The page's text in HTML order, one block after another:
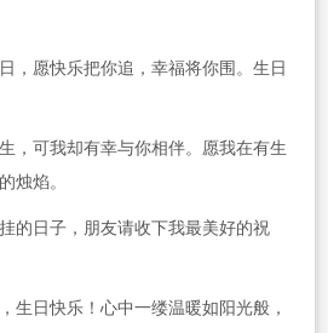
，愿快乐把你追，幸福将你围。生日
，可我却有幸与你相伴。愿我在有生
烛焰。
的日子，朋友请收下我最美好的祝
生日快乐！心中一缕温暖如阳光般，